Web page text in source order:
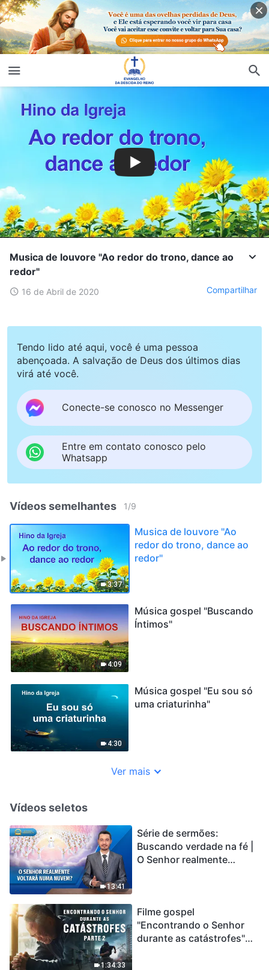
Musica de louvore "Ao redor do trono, dance ao
redor"
16 de Abril de 2020 Compartilhar
Tendo lido até aqui, você é uma pessoa
abençoada. A salvação de Deus dos últimos dias
virá até você.
Conecte-se conosco no Messenger
Entre em contato conosco pelo
Whatsapp
Vídeos semelhantes 1/9
3:37
Musica de louvore "Ao
redor do trono, dance ao
redor"
4:09
Música gospel "Buscando
Íntimos"
4:30
Música gospel "Eu sou só
uma criaturinha"
Ver mais
Vídeos seletos
13:41
Série de sermões:
Buscando verdade na fé |
O Senhor realmente
1:34:33
Filme gospel
"Encontrando o Senhor
durante as catástrofes"